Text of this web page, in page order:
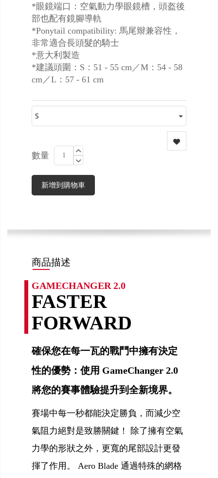
*眼鏡端口：空氣動力學眼鏡槽，頭盔後
部也配有鏡腳導軌
*Ponytail compatibility: 馬尾辮兼容性，
非常適合長頭髮的騎士
*意大利製造
*建議頭圍：S：51 - 55 cm／M：54 - 58
cm／L：57 - 61 cm
數量
新增到購物車
商品描述
GAMECHANGER 2.0
FASTER
FORWARD
確保您在每一瓦的戰鬥中擁有決定
性的優勢：使用 GameChanger 2.0
將您的賽事體驗提升到全新境界。
賽場中每一秒都能決定勝負，而減少空
氣阻力絕對是致勝關鍵！ 除了擁有空氣
力學的形狀之外，更寬的尾部設計更發
揮了作用。 Aero Blade 通過特殊的網格